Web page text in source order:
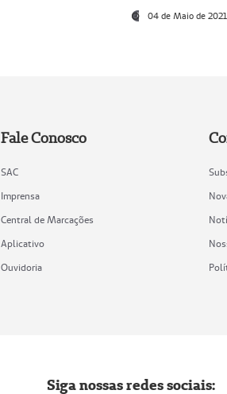
04 de Maio de 2021
Fale Conosco
SAC
Imprensa
Central de Marcações
Aplicativo
Ouvidoria
Siga nossas redes sociais: